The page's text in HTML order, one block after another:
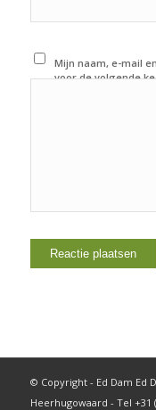
Mijn naam, e-mail
voor de volgende
© Copyright - Ed Dam Ed
Heerhugowaard - Tel +31